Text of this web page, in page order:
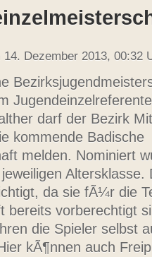
14. Dezember 2013, 00:32
darf der Bezirk
kommende Badische
melden. Nominiert
Altersklasse.
da sie fÃ¼r die
bereits vorberechtigt
die Spieler selbst
kÃ¶nnen auch